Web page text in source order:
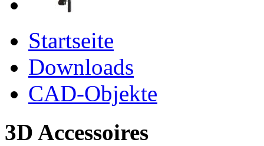
Startseite
Downloads
CAD-Objekte
3D Accessoires